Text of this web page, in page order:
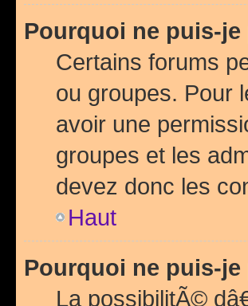
Pourquoi ne puis-
Certains forums
ou groupes. Pour
avoir une
groupes et les
devez donc les
Haut
Pourquoi ne puis-
La possibilitÃ©